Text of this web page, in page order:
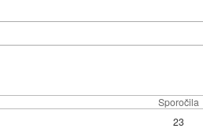
Sporočila
23